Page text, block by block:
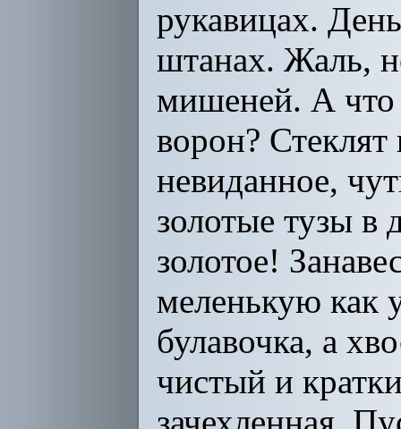
рукавицах.
штанах. Жаль,
мишеней. А что
ворон?
невиданное,
золотые тузы в
золотое!
меленькую как
булавочка, а
чистый и